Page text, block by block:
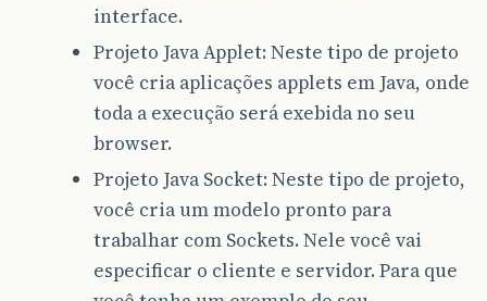
interface.
Projeto Java Applet: Neste tipo de projeto
você cria aplicações applets em Java, onde
toda a execução será exebida no seu
browser.
Projeto Java Socket: Neste tipo de projeto,
você cria um modelo pronto para
trabalhar com Sockets. Nele você vai
especificar o cliente e servidor. Para que